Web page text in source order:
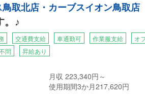
運営するのは、株式会社マイルド。当社
考えています。
がもっと元気になれる、そんなやりがい
取北店・カーブスイオン鳥取店
。♪
交通費支給 車通勤可 作業服支給 オ
問 昇給あり
月収 223,340円～
使用期間3か月217,620円